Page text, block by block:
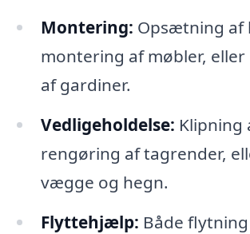
Montering: Opsætning af
montering af møbler,
af gardiner.
Vedligeholdelse: Klipning
rengøring af tagrender,
vægge og hegn.
Flyttehjælp: Både